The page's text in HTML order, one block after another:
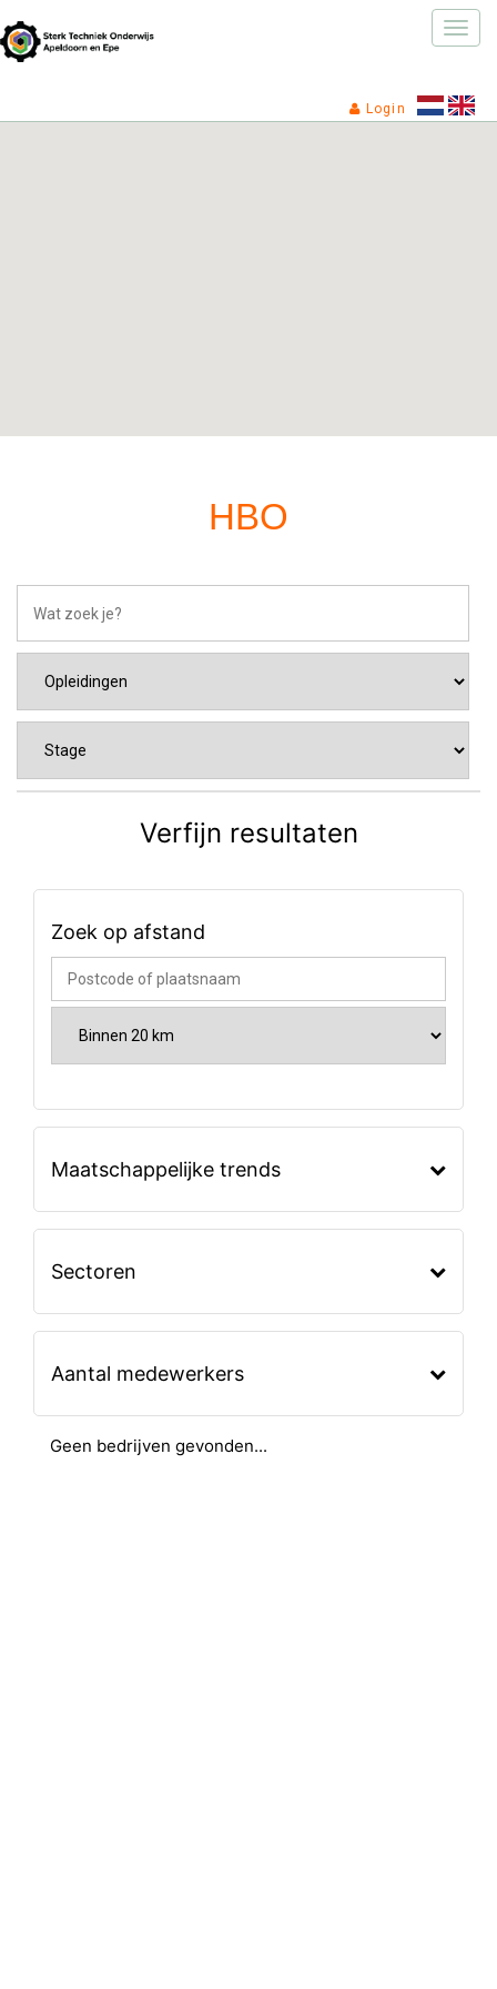
Toggle
Login
HBO
Verfijn resultaten
Zoek op afstand
Maatschappelijke trends
Sectoren
Aantal medewerkers
Geen bedrijven gevonden...